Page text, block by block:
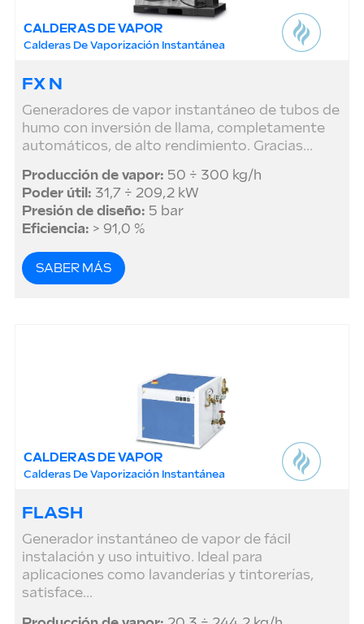
CALDERAS DE VAPOR
Calderas De Vaporización Instantánea
FX N
Generadores de vapor instantáneo de tubos de
humo con inversión de llama, completamente
automáticos, de alto rendimiento. Gracias...
Producción de vapor: 50 ÷ 300 kg/h
Poder útil: 31,7 ÷ 209,2 kW
Presión de diseño: 5 bar
Eficiencia: > 91,0 %
SABER MÁS
CALDERAS DE VAPOR
Calderas De Vaporización Instantánea
FLASH
Generador instantáneo de vapor de fácil
instalación y uso intuitivo. Ideal para
aplicaciones como lavanderías y tintorerías,
satisface...